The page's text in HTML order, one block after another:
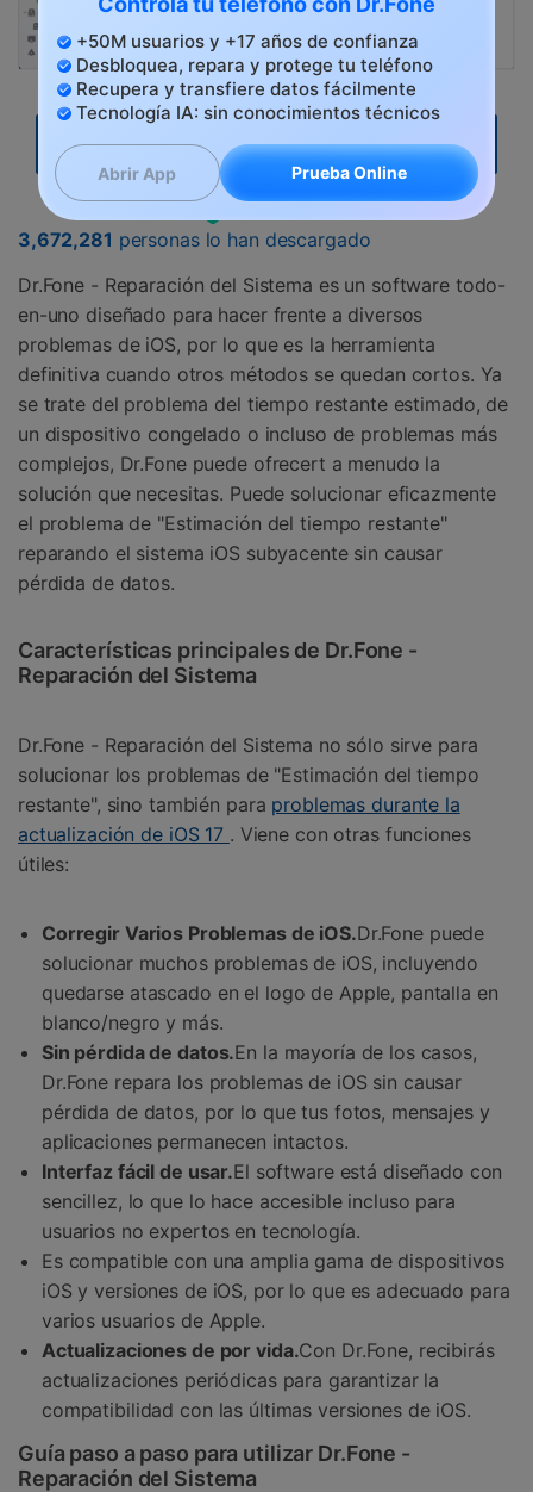
Pruébalo Gratis Pruébalo Gratis
3,672,281 personas lo han descargado
Dr.Fone - Reparación del Sistema es un software todo-
en-uno diseñado para hacer frente a diversos
problemas de iOS, por lo que es la herramienta
definitiva cuando otros métodos se quedan cortos. Ya
se trate del problema del tiempo restante estimado, de
un dispositivo congelado o incluso de problemas más
complejos, Dr.Fone puede ofrecert a menudo la
solución que necesitas. Puede solucionar eficazmente
el problema de "Estimación del tiempo restante"
reparando el sistema iOS subyacente sin causar
pérdida de datos.
Características principales de Dr.Fone -
Reparación del Sistema
Dr.Fone - Reparación del Sistema no sólo sirve para
solucionar los problemas de "Estimación del tiempo
restante", sino también para problemas durante la
actualización de iOS 17 . Viene con otras funciones
útiles:
Corregir Varios Problemas de iOS.Dr.Fone puede
solucionar muchos problemas de iOS, incluyendo
quedarse atascado en el logo de Apple, pantalla en
blanco/negro y más.
Sin pérdida de datos.En la mayoría de los casos,
Dr.Fone repara los problemas de iOS sin causar
pérdida de datos, por lo que tus fotos, mensajes y
aplicaciones permanecen intactos.
Interfaz fácil de usar.El software está diseñado con
sencillez, lo que lo hace accesible incluso para
usuarios no expertos en tecnología.
Es compatible con una amplia gama de dispositivos
iOS y versiones de iOS, por lo que es adecuado para
varios usuarios de Apple.
Actualizaciones de por vida.Con Dr.Fone, recibirás
actualizaciones periódicas para garantizar la
compatibilidad con las últimas versiones de iOS.
Guía paso a paso para utilizar Dr.Fone -
Reparación del Sistema
+50M usuarios y +17 años de confianza
Desbloquea, repara y protege tu teléfono
Recupera y transfiere datos fácilmente
Tecnología IA: sin conocimientos técnicos
Abrir App Prueba Online